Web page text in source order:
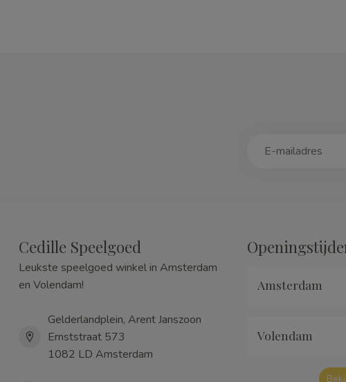
Cedille Speelgoed
Leukste speelgoed winkel in Amsterdam
en Volendam!
Gelderlandplein, Arent Janszoon
Ernststraat 573
1082 LD Amsterdam
Amsterdam
Volendam